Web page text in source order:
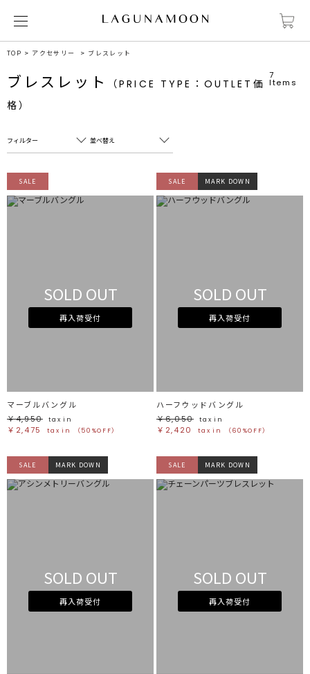
TOP アクセサリー ブレスレット
ブレスレット
（PRICE TYPE：OUTLET価
格）
7
Items
フィルター
フリーワード
すべてすべて
ホワイト
ブラックブラック
ピンク ピンク
ミックス
この条件で絞り込む
並べ替え
売れ筋順
新着順
SALE
SOLD OUT
再入荷受付
マーブルバングル
￥4,950
tax in
￥2,475 tax in （50%OFF）
SALE MARK DOWN
SOLD OUT
再入荷受付
ハーフウッドバングル
￥6,050
tax in
￥2,420 tax in （60%OFF）
SALE MARK DOWN
SOLD OUT
再入荷受付
SALE MARK DOWN
SOLD OUT
再入荷受付